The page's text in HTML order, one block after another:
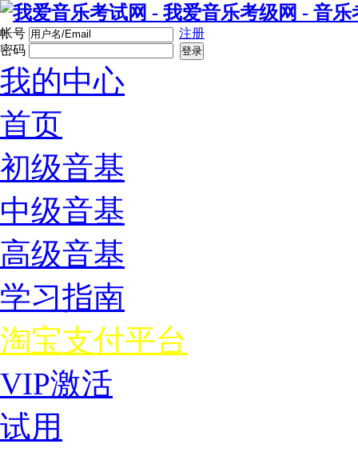
帐号
注册
密码
登录
我的中心
首页
初级音基
中级音基
高级音基
学习指南
淘宝支付平台
VIP激活
试用